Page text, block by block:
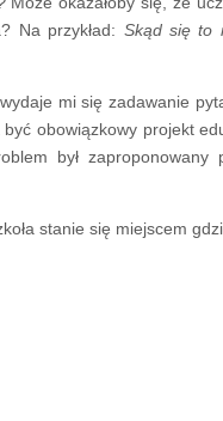
Na przykład: Skąd się to
mi się zadawanie
obowiązkowy projekt
był
stanie się miejscem